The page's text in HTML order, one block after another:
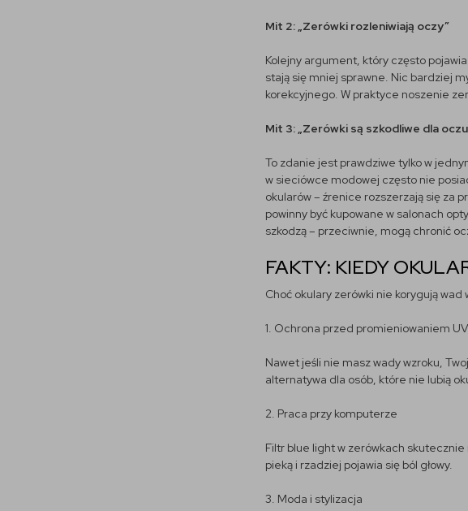
Mit 2: „Zerówki rozleniwiają oczy”
Kolejny argument, który często
stają się mniej sprawne. Nic bardziej
korekcyjnego. W praktyce noszenie
Mit 3: „Zerówki są szkodliwe dla
To zdanie jest prawdziwe tylko w
w sieciówce modowej często nie
okularów – źrenice rozszerzają się za
powinny być kupowane w salonach
szkodzą – przeciwnie, mogą chronić
FAKTY: KIEDY
Choć okulary zerówki nie korygują
1. Ochrona przed promieniowaniem UV
Nawet jeśli nie masz wady wzroku,
alternatywa dla osób, które nie lubią
2. Praca przy komputerze
Filtr blue light w zerówkach
pieką i rzadziej pojawia się ból głowy.
3. Moda i stylizacja